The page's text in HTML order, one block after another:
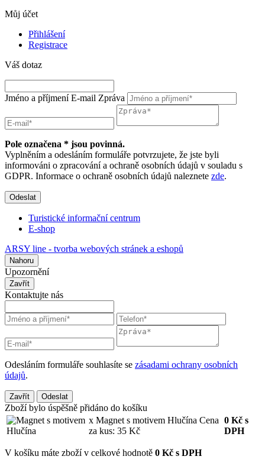
Můj účet
Přihlášení
Registrace
Váš dotaz
Jméno a příjmení E-mail Zpráva
Pole označena * jsou povinná.
Vyplněním a odesláním formuláře potvrzujete, že jste byli
informováni o zpracování a ochraně osobních údajů v souladu s
GDPR. Informace o ochraně osobních údajů naleznete zde.
Odeslat
Turistické informační centrum
E-shop
ARSY line - tvorba webových stránek a eshopů
Nahoru
Upozornění
Zavřít
Kontaktujte nás
Odesláním formuláře souhlasíte se zásadami ochrany osobních
údajů.
Zavřít Odeslat
Zboží bylo úspěšně přidáno do košíku
x Magnet s motivem Hlučína Cena
za kus: 35 Kč
0 Kč s
DPH
V košíku máte zboží v celkové hodnotě 0 Kč s DPH